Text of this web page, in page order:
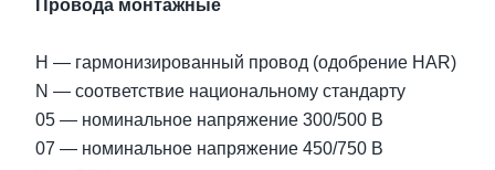
Провода монтажные
H — гармонизированный провод (одобрение HAR)
N — соответствие национальному стандарту
05 — номинальное напряжение 300/500 В
07 — номинальное напряжение 450/750 В